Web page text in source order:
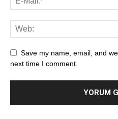
Save my name, email, and
next time I comment.